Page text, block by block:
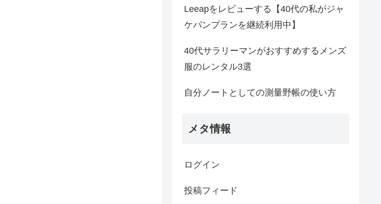
Leeapをレビューする【40代の私がジャ
ケパンプランを継続利用中】
40代サラリーマンがおすすめするメンズ
服のレンタル3選
自分ノートとしての測量野帳の使い方
メタ情報
ログイン
投稿フィード